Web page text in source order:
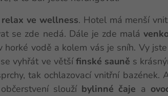
relax ve wellness. Hotel má menší
se zde nedá. Dále je zde malá
vodě a kolem vás je sníh. Vy
vyhřát ve větší finské sauně s
tak ochlazovací vnitřní bazének.
slouží bylinné čaje a